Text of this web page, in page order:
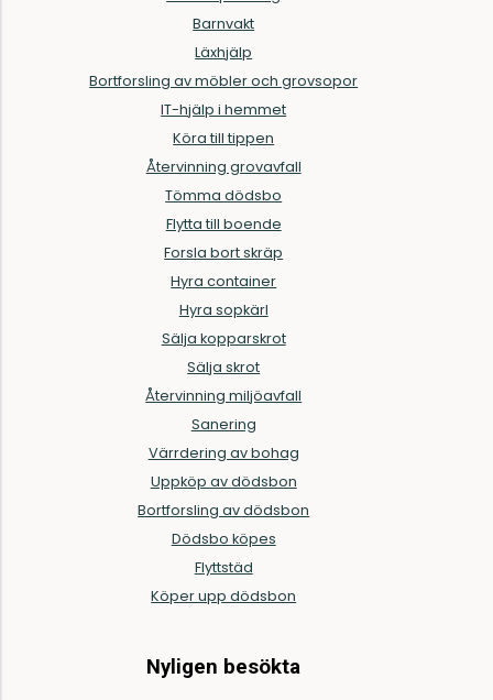
Barnvakt
Läxhjälp
Bortforsling av möbler och grovsopor
IT-hjälp i hemmet
Köra till tippen
Återvinning grovavfall
Tömma dödsbo
Flytta till boende
Forsla bort skräp
Hyra container
Hyra sopkärl
Sälja kopparskrot
Sälja skrot
Återvinning miljöavfall
Sanering
Värrdering av bohag
Uppköp av dödsbon
Bortforsling av dödsbon
Dödsbo köpes
Flyttstäd
Köper upp dödsbon
Nyligen besökta